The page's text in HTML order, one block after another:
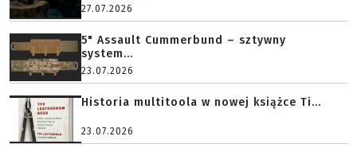
27.07.2026
5" Assault Cummerbund – sztywny
system...
23.07.2026
Historia multitoola w nowej książce Ti...
23.07.2026